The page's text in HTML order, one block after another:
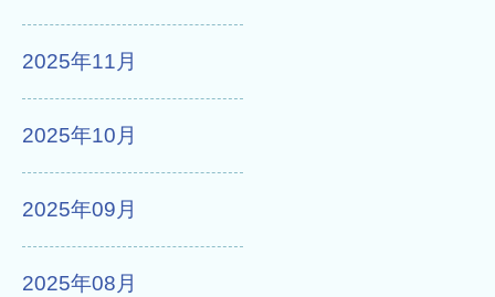
2025年11月
2025年10月
2025年09月
2025年08月